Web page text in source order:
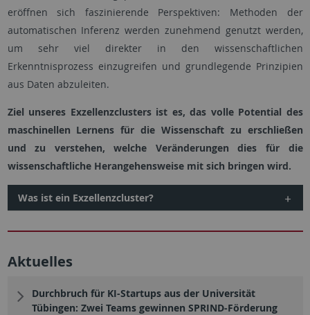
eröffnen sich faszinierende Perspektiven: Methoden der
automatischen Inferenz werden zunehmend genutzt werden,
um sehr viel direkter in den wissenschaftlichen
Erkenntnisprozess einzugreifen und grundlegende Prinzipien
aus Daten abzuleiten.
Ziel unseres Exzellenzclusters ist es, das volle Potential des
maschinellen Lernens für die Wissenschaft zu erschließen
und zu verstehen, welche Veränderungen dies für die
wissenschaftliche Herangehensweise mit sich bringen wird.
Was ist ein Exzellenzcluster?
Aktuelles
Durchbruch für KI-Startups aus der Universität
Tübingen: Zwei Teams gewinnen SPRIND-Förderung